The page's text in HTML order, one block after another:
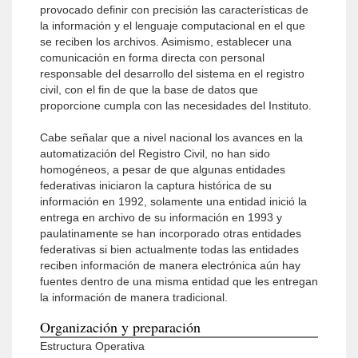
provocado definir con precisión las características de
la información y el lenguaje computacional en el que
se reciben los archivos. Asimismo, establecer una
comunicación en forma directa con personal
responsable del desarrollo del sistema en el registro
civil, con el fin de que la base de datos que
proporcione cumpla con las necesidades del Instituto.
Cabe señalar que a nivel nacional los avances en la
automatización del Registro Civil, no han sido
homogéneos, a pesar de que algunas entidades
federativas iniciaron la captura histórica de su
información en 1992, solamente una entidad inició la
entrega en archivo de su información en 1993 y
paulatinamente se han incorporado otras entidades
federativas si bien actualmente todas las entidades
reciben información de manera electrónica aún hay
fuentes dentro de una misma entidad que les entregan
la información de manera tradicional.
Organización y preparación
Estructura Operativa